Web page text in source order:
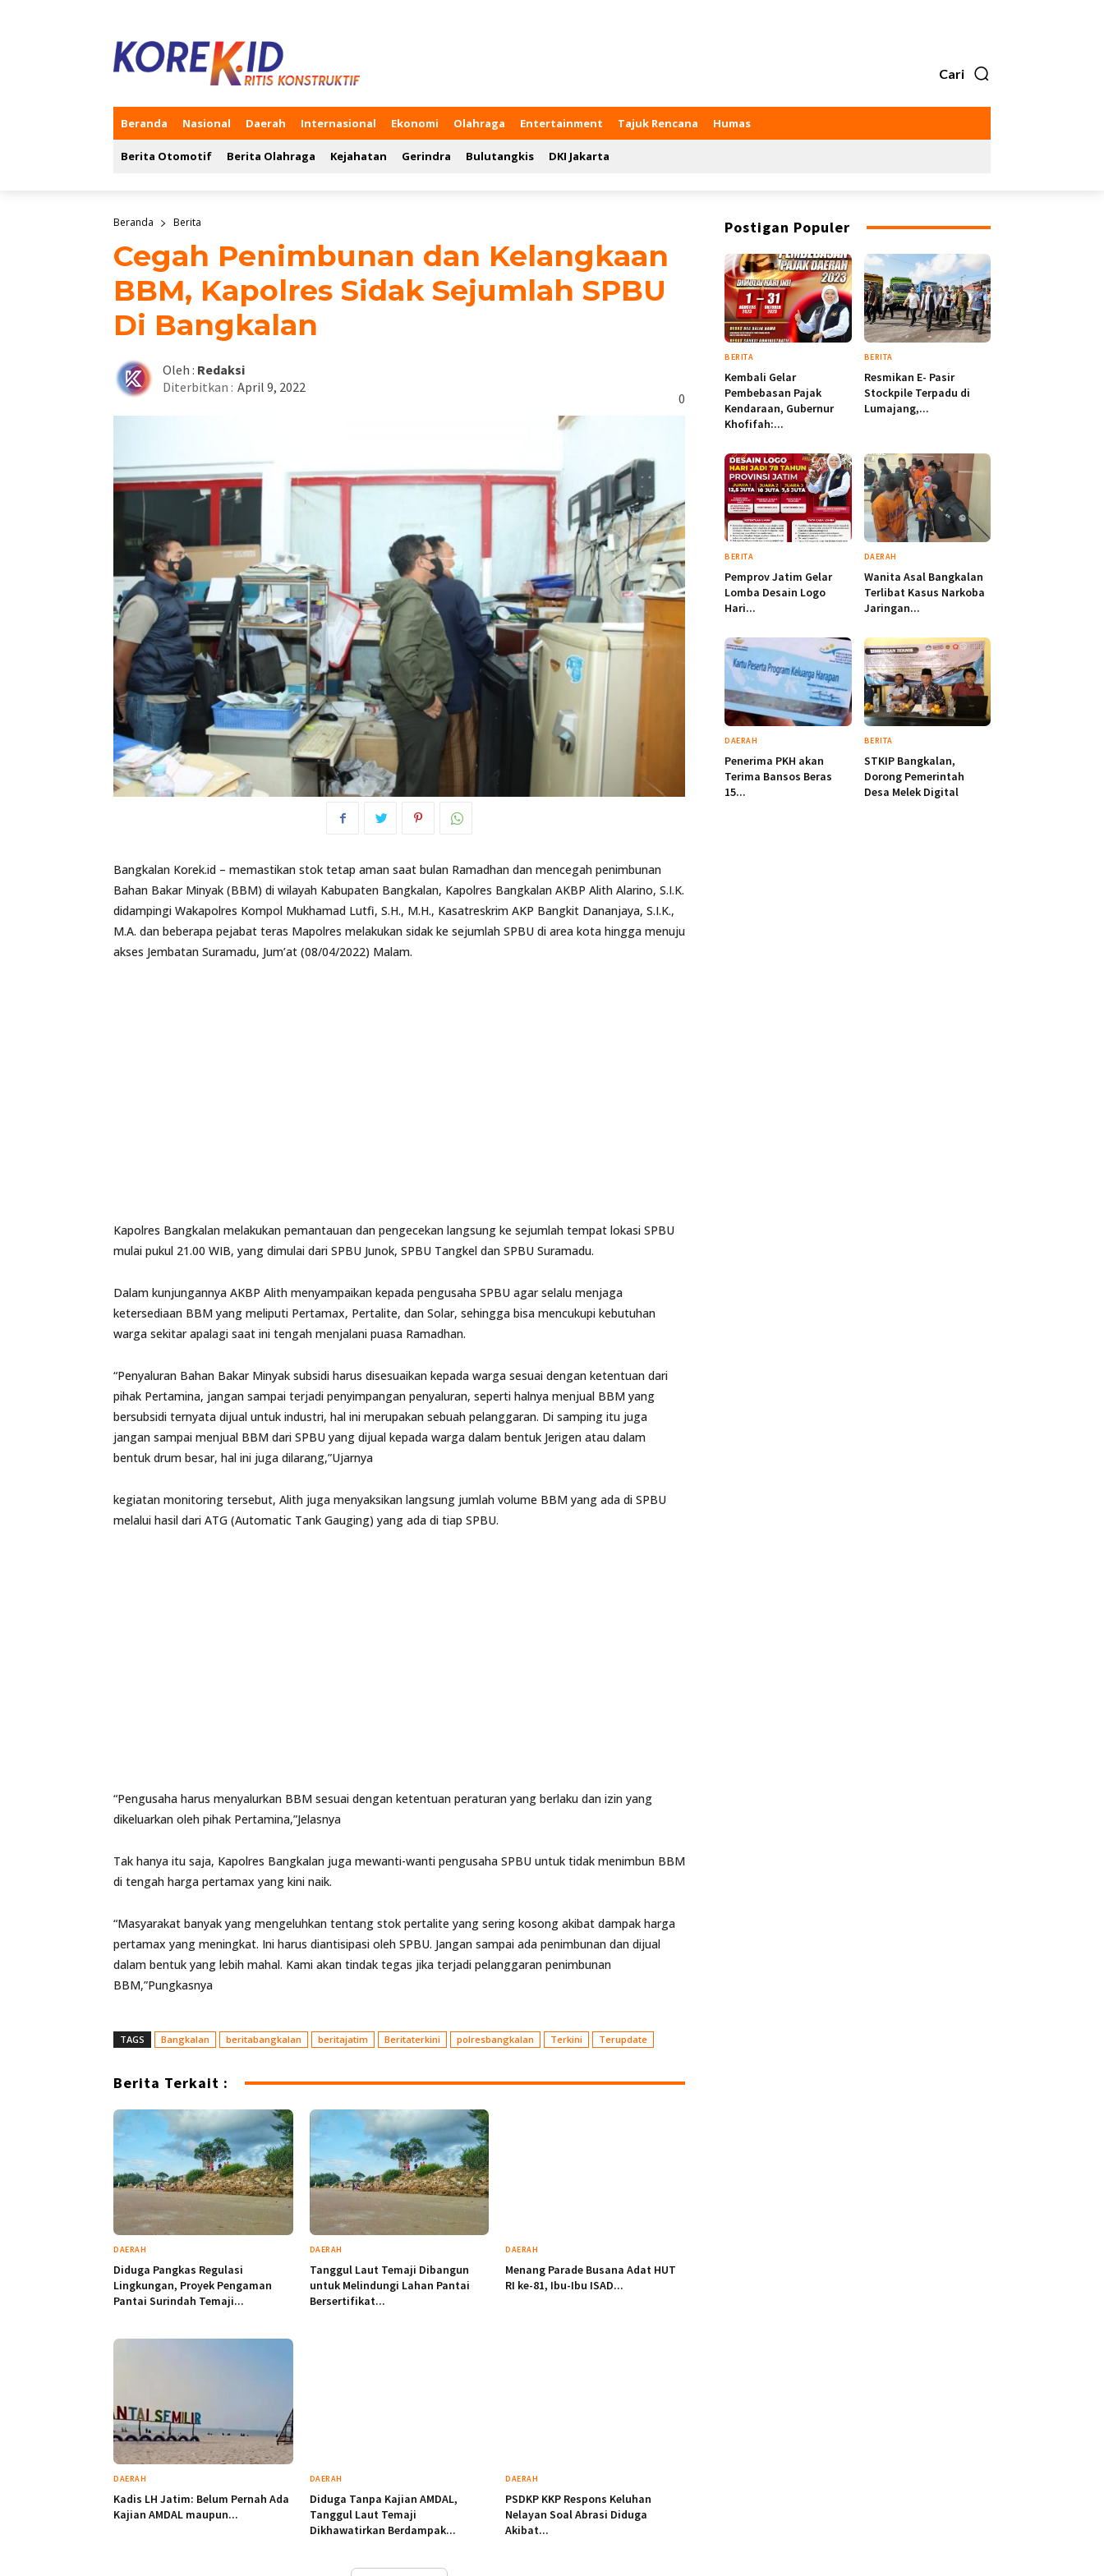
Cari
Beranda Nasional Daerah Internasional Ekonomi Olahraga Entertainment Tajuk Rencana Humas
Berita Otomotif Berita Olahraga Kejahatan Gerindra Bulutangkis DKI Jakarta
Beranda Berita
Cegah Penimbunan dan Kelangkaan
BBM, Kapolres Sidak Sejumlah SPBU
Di Bangkalan
Oleh : Redaksi
0
Diterbitkan : April 9, 2022
Bangkalan Korek.id – memastikan stok tetap aman saat bulan Ramadhan dan mencegah penimbunan
Bahan Bakar Minyak (BBM) di wilayah Kabupaten Bangkalan, Kapolres Bangkalan AKBP Alith Alarino, S.I.K.
didampingi Wakapolres Kompol Mukhamad Lutfi, S.H., M.H., Kasatreskrim AKP Bangkit Dananjaya, S.I.K.,
M.A. dan beberapa pejabat teras Mapolres melakukan sidak ke sejumlah SPBU di area kota hingga menuju
akses Jembatan Suramadu, Jum’at (08/04/2022) Malam.
Kapolres Bangkalan melakukan pemantauan dan pengecekan langsung ke sejumlah tempat lokasi SPBU
mulai pukul 21.00 WIB, yang dimulai dari SPBU Junok, SPBU Tangkel dan SPBU Suramadu.
Dalam kunjungannya AKBP Alith menyampaikan kepada pengusaha SPBU agar selalu menjaga
ketersediaan BBM yang meliputi Pertamax, Pertalite, dan Solar, sehingga bisa mencukupi kebutuhan
warga sekitar apalagi saat ini tengah menjalani puasa Ramadhan.
“Penyaluran Bahan Bakar Minyak subsidi harus disesuaikan kepada warga sesuai dengan ketentuan dari
pihak Pertamina, jangan sampai terjadi penyimpangan penyaluran, seperti halnya menjual BBM yang
bersubsidi ternyata dijual untuk industri, hal ini merupakan sebuah pelanggaran. Di samping itu juga
jangan sampai menjual BBM dari SPBU yang dijual kepada warga dalam bentuk Jerigen atau dalam
bentuk drum besar, hal ini juga dilarang,”Ujarnya
kegiatan monitoring tersebut, Alith juga menyaksikan langsung jumlah volume BBM yang ada di SPBU
melalui hasil dari ATG (Automatic Tank Gauging) yang ada di tiap SPBU.
“Pengusaha harus menyalurkan BBM sesuai dengan ketentuan peraturan yang berlaku dan izin yang
dikeluarkan oleh pihak Pertamina,”Jelasnya
Tak hanya itu saja, Kapolres Bangkalan juga mewanti-wanti pengusaha SPBU untuk tidak menimbun BBM
di tengah harga pertamax yang kini naik.
“Masyarakat banyak yang mengeluhkan tentang stok pertalite yang sering kosong akibat dampak harga
pertamax yang meningkat. Ini harus diantisipasi oleh SPBU. Jangan sampai ada penimbunan dan dijual
dalam bentuk yang lebih mahal. Kami akan tindak tegas jika terjadi pelanggaran penimbunan
BBM,”Pungkasnya
TAGS Bangkalan beritabangkalan beritajatim Beritaterkini polresbangkalan Terkini Terupdate
Berita Terkait :
DAERAH
Diduga Pangkas Regulasi
Lingkungan, Proyek Pengaman
Pantai Surindah Temaji...
DAERAH
Tanggul Laut Temaji Dibangun
untuk Melindungi Lahan Pantai
Bersertifikat...
DAERAH
Menang Parade Busana Adat HUT
RI ke-81, Ibu-Ibu ISAD...
DAERAH
Kadis LH Jatim: Belum Pernah Ada
Kajian AMDAL maupun...
DAERAH
Diduga Tanpa Kajian AMDAL,
Tanggul Laut Temaji
Dikhawatirkan Berdampak...
DAERAH
PSDKP KKP Respons Keluhan
Nelayan Soal Abrasi Diduga
Akibat...
Postigan Populer
BERITA
Kembali Gelar
Pembebasan Pajak
Kendaraan, Gubernur
Khofifah:...
BERITA
Resmikan E- Pasir
Stockpile Terpadu di
Lumajang,...
BERITA
Pemprov Jatim Gelar
Lomba Desain Logo
Hari...
DAERAH
Wanita Asal Bangkalan
Terlibat Kasus Narkoba
Jaringan...
DAERAH
Penerima PKH akan
Terima Bansos Beras
15...
BERITA
STKIP Bangkalan,
Dorong Pemerintah
Desa Melek Digital